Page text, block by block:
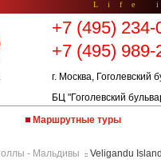
Life
+7 (495) 234-
+7 (495) 989-
г. Москва, Гоголевский
БЦ "Гоголевский
Маршрутные туры
- Мальдивы :: Veligandu